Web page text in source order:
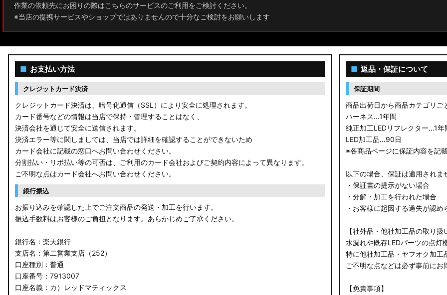
AYH30/GGH30/35/AGH30/35 ヴェルファイア
ZWR90W/ZWR95W/MZRA90W/MZRA95W ノア/ヴォクシー
ZRR80 ノア/ヴォクシー
MXPL10G/MXPL15G/MXPC10G シエンタ
NHP17/NSP17NCP17 シエンタ
M900A/M910A ルーミー
A200A/A210A ライズ
E52 エルグランド
T32 エクストレイル
C28 セレナ
作業の依頼先にお困りの際はこちらのサービスのご利用をご検討ください。
※当店の提携サービスやショップではありませんので十分なご検討をお願いします
■ お支払い方法
クレジットカード決済
クレジットカード決済は、暗号化通信（SSL）により安全に処理されます。
カード番号などの情報は当店で保持・管理することはなく、
決済会社を通じて安全に送信されます。
決済エラー等に関しましては、当店では詳細を確認することができないため
カード会社に記載の窓口へお問い合わせください。
分割払い・リボ払い等の可否は、ご利用のカード会社およびご契約内容によって異なります。
ご不明な点はカード会社へお問い合わせください。
銀行振込
お振り込みを確認した上でご注文商品の発送・加工を行います。
振込手数料はお客様のご負担となります。あらかじめご了承ください。
銀行名：楽天銀行
支店名：第二営業支店（252）
口座種別：普通
口座番号：7913007
口座名義：カ）レッドマティックス
■ 返品・保証について
保証期間
商品出荷日から商品カテゴリご
ハーネス…1年間
純正加工LEDリフレクター…1年
LED加工品…90日
※各商品ページに保証内容を記
以下の場合、保証は適用されま
・保証書の提示がない場合
・分解・加工を行われた場合
・お客様に起因する過失が認め
【社外品・他社加工品の取り扱
水漏れや既存LEDパーツの点灯
特に他社加工品・ヤフオク加
ご不明な点などは必ず事前にお
【免責事項】